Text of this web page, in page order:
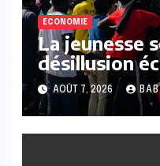
ECONOMIE
La jeunesse
désillusion
repli
AOÛT 7, 2026